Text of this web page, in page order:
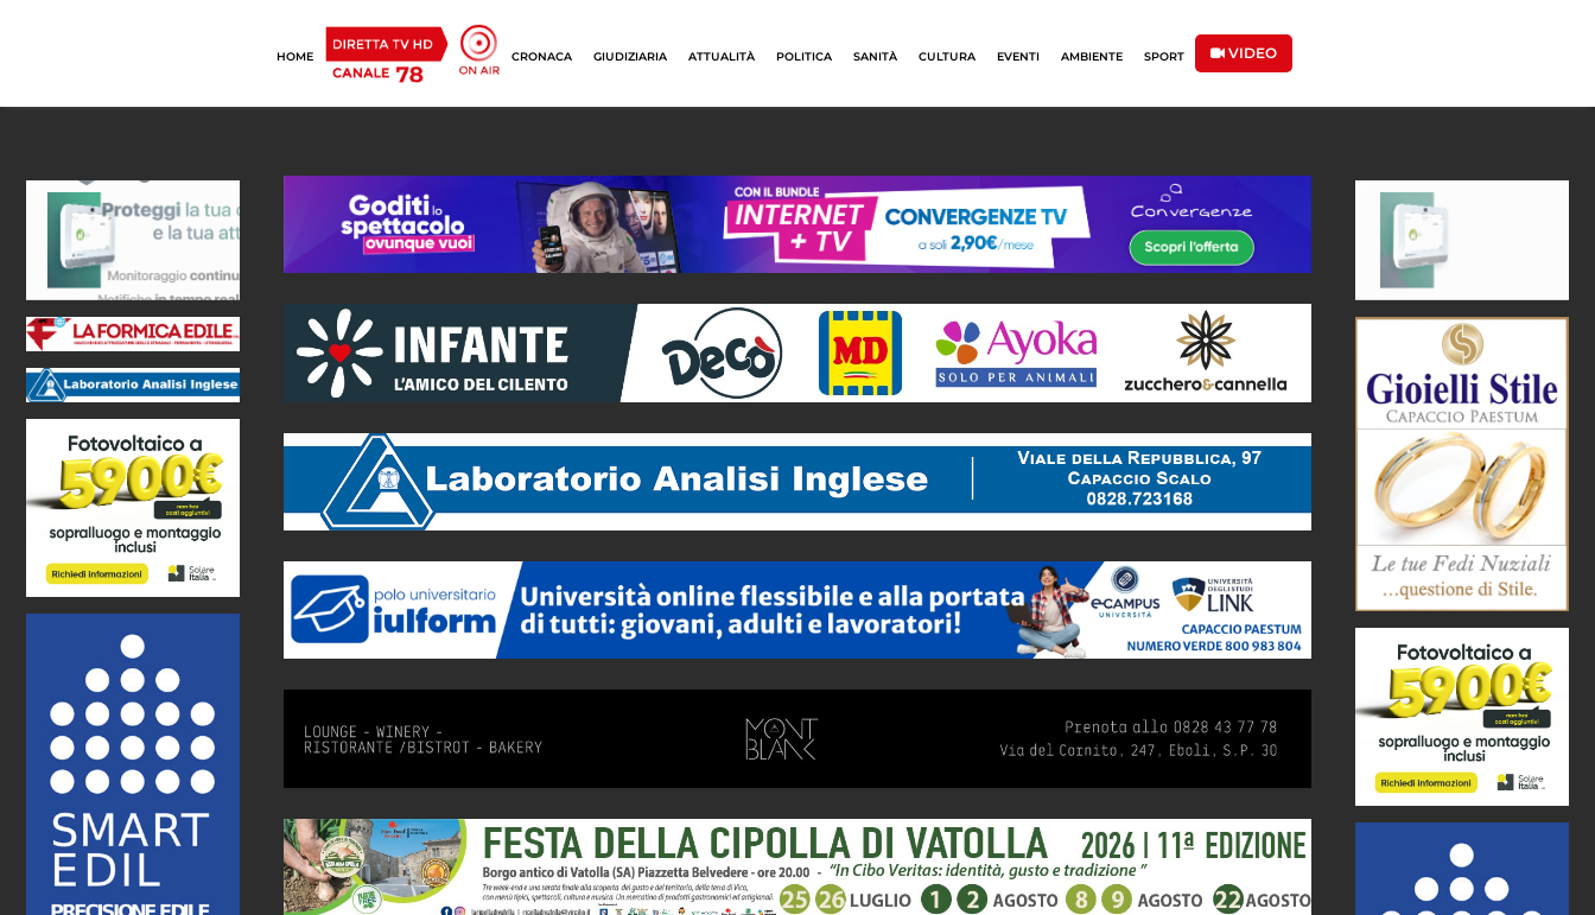
HOME CRONACA GIUDIZIARIA ATTUALITÀ POLITICA SANITÀ CULTURA EVENTI AMBIENTE SPORT VIDEO